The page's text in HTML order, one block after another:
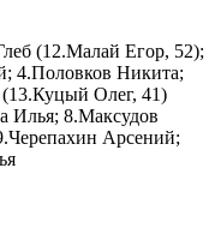
(12.Малай Егор, 52);
4.Половков Никита;
Олег, 41)
Илья; 8.Максудов
Арсений;